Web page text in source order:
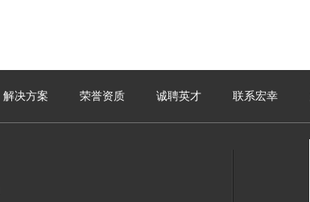
解决方案 荣誉资质 诚聘英才 联系宏幸